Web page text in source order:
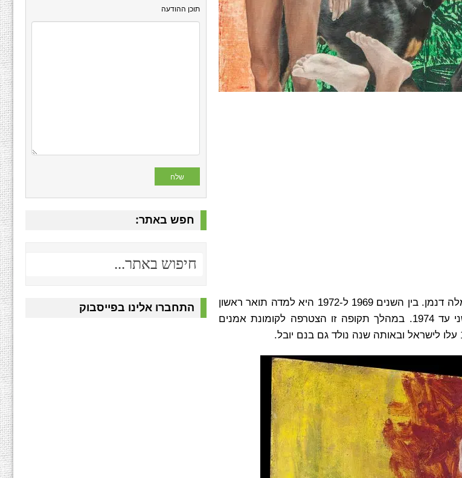
פמלה לוי נולדה בעיר פיירפילד שבמדינת איווה בארצות הברית תחת השם פמלה דנמן. בין השנים 1969 ל-1972 היא למדה תואר ראשון
במדעי הרוח באוניברסיטת צפון איווה, ולאחר מכן המשיכה ללמוד לתואר שני עד 1974. במהלך תקופה זו הצטרפה לקומונת אמנים
תוכן ההודעה
חפש באתר:
התחברו אלינו בפייסבוק